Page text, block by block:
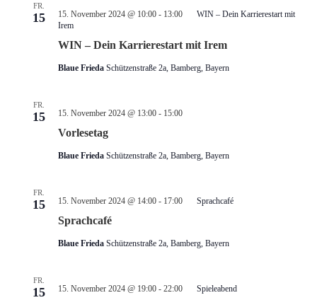
FR.
15
WIN – Dein Karrierestart mit Irem
15. November 2024 @ 10:00- 13:00
WIN – Dein Karrierestart mit
Irem
Blaue Frieda Schützenstraße 2a, Bamberg, Bayern
FR.
15
Vorlesetag
15. November 2024 @ 13:00- 15:00
Blaue Frieda Schützenstraße 2a, Bamberg, Bayern
FR.
15
Sprachcafé
15. November 2024 @ 14:00- 17:00 Sprachcafé
Blaue Frieda Schützenstraße 2a, Bamberg, Bayern
FR.
15 15. November 2024 @ 19:00- 22:00 Spieleabend